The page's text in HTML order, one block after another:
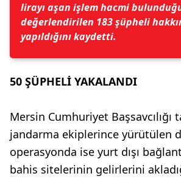
lirayı aşan işlem hacmi
değerlendirilen 183 şüpheli
yapıldığını kaydetti.
50 ŞÜPHELİ YAKALANDI
Mersin Cumhuriyet Başsavcılığı
jandarma ekiplerince yürütülen
operasyonda ise yurt dışı
bahis sitelerinin gelirlerini